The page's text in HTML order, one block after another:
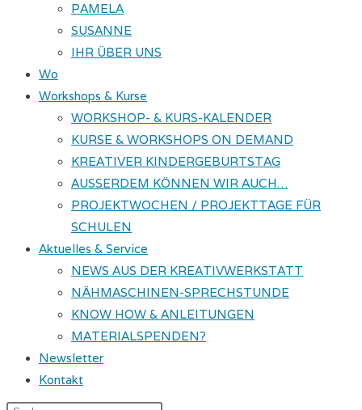
PAMELA
SUSANNE
IHR ÜBER UNS
Wo
Workshops & Kurse
WORKSHOP- & KURS-KALENDER
KURSE & WORKSHOPS ON DEMAND
KREATIVER KINDERGEBURTSTAG
AUSSERDEM KÖNNEN WIR AUCH…
PROJEKTWOCHEN / PROJEKTTAGE FÜR
SCHULEN
Aktuelles & Service
NEWS AUS DER KREATIVWERKSTATT
NÄHMASCHINEN-SPRECHSTUNDE
KNOW HOW & ANLEITUNGEN
MATERIALSPENDEN?
Newsletter
Kontakt